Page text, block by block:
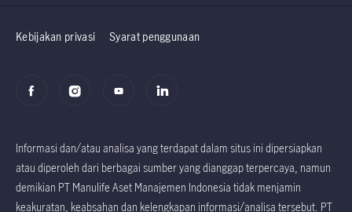
Kebijakan privasi Syarat penggunaan
Informasi dan/atau analisa yang terdapat dalam situs ini dipersiapkan
atau diperoleh dari berbagai sumber yang dianggap terpercaya, namun
demikian PT Manulife Aset Manajemen Indonesia tidak menjamin
keakuratan, keabsahan dan kelengkapan informasi/analisa tersebut. PT